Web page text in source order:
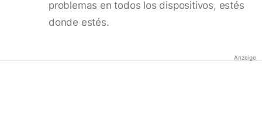
problemas en todos los dispositivos, estés
donde estés.
Anzeige